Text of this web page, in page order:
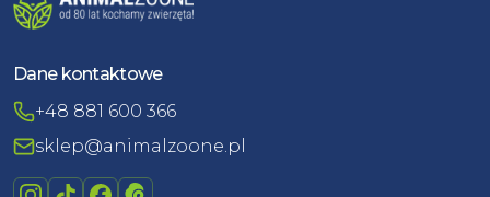
Dane kontaktowe
+48 881 600 366
sklep@animalzoone.pl